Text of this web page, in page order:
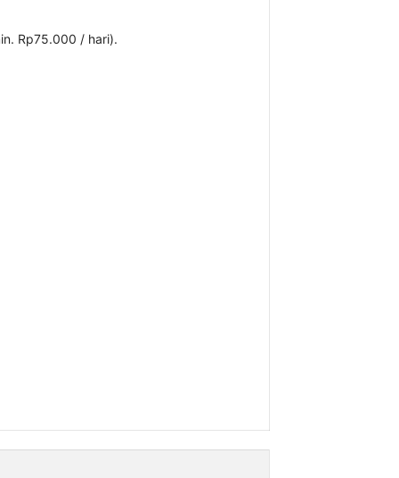
Rp75.000 / hari).